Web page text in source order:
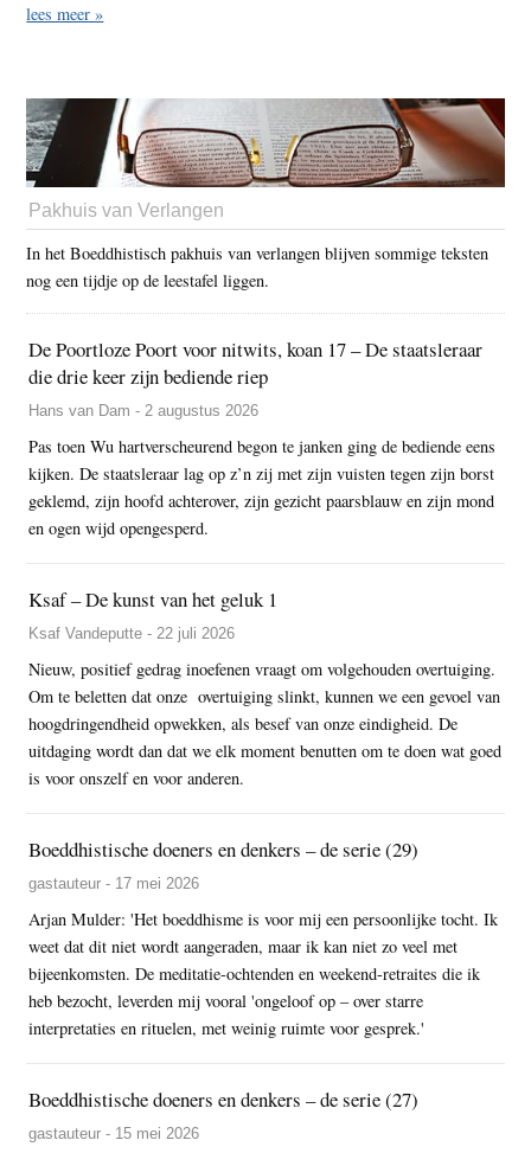
lees meer »
Pakhuis van Verlangen
In het Boeddhistisch pakhuis van verlangen blijven sommige teksten
nog een tijdje op de leestafel liggen.
De Poortloze Poort voor nitwits, koan 17 – De staatsleraar
die drie keer zijn bediende riep
Hans van Dam - 2 augustus 2026
Pas toen Wu hartverscheurend begon te janken ging de bediende eens
kijken. De staatsleraar lag op z’n zij met zijn vuisten tegen zijn borst
geklemd, zijn hoofd achterover, zijn gezicht paarsblauw en zijn mond
en ogen wijd opengesperd.
Ksaf – De kunst van het geluk 1
Ksaf Vandeputte - 22 juli 2026
Nieuw, positief gedrag inoefenen vraagt om volgehouden overtuiging.
Om te beletten dat onze overtuiging slinkt, kunnen we een gevoel van
hoogdringendheid opwekken, als besef van onze eindigheid. De
uitdaging wordt dan dat we elk moment benutten om te doen wat goed
is voor onszelf en voor anderen.
Boeddhistische doeners en denkers – de serie (29)
gastauteur - 17 mei 2026
Arjan Mulder: 'Het boeddhisme is voor mij een persoonlijke tocht. Ik
weet dat dit niet wordt aangeraden, maar ik kan niet zo veel met
bijeenkomsten. De meditatie-ochtenden en weekend-retraites die ik
heb bezocht, leverden mij vooral 'ongeloof op – over starre
interpretaties en rituelen, met weinig ruimte voor gesprek.'
Boeddhistische doeners en denkers – de serie (27)
gastauteur - 15 mei 2026